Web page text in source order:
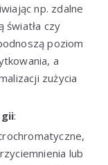
np. zdalne
światła czy
poziom
a
zużycia
:
lub